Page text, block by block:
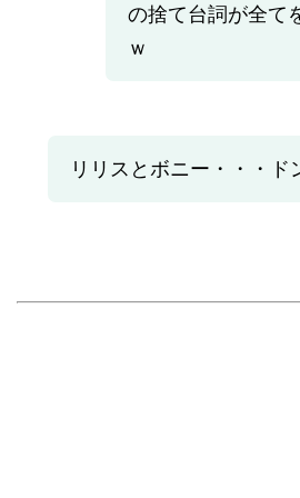
の捨て台詞が全て
ｗ
リリスとボニー・・・ド